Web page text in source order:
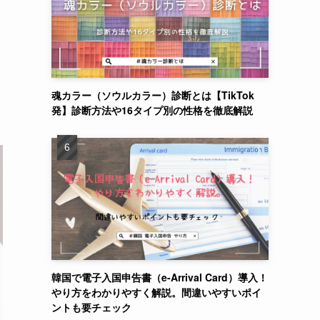
魂カラー（ソウルカラー）診断とは【TikTok
発】診断方法や16タイプ別の性格を徹底解説
韓国で電子入国申告書（e-Arrival Card）導入！
やり方をわかりやすく解説。間違いやすいポイ
ントも要チェック